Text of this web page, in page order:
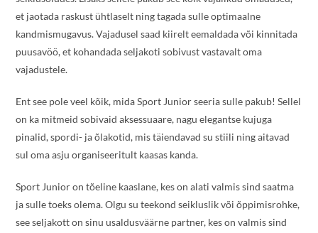
et jaotada raskust ühtlaselt ning tagada sulle optimaalne
kandmismugavus. Vajadusel saad kiirelt eemaldada või kinnitada
puusavöö, et kohandada seljakoti sobivust vastavalt oma
vajadustele.
Ent see pole veel kõik, mida Sport Junior seeria sulle pakub! Sellel
on ka mitmeid sobivaid aksessuaare, nagu elegantse kujuga
pinalid, spordi- ja õlakotid, mis täiendavad su stiili ning aitavad
sul oma asju organiseeritult kaasas kanda.
Sport Junior on tõeline kaaslane, kes on alati valmis sind saatma
ja sulle toeks olema. Olgu su teekond seikluslik või õppimisrohke,
see seljakott on sinu usaldusväärne partner, kes on valmis sind